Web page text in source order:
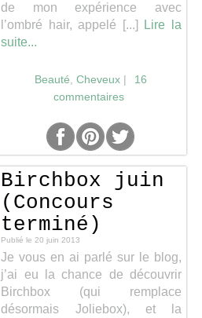
de mon expérience avec
l’ombré hair, appelé [...] Lire la
suite...
Beauté,Cheveux |
16
commentaires
Birchbox juin
(Concours
terminé)
Publié le 20 juin 2013
Je vous en ai parlé sur le blog,
j’ai eu la chance de découvrir
Birchbox (qui remplace
désormais Joliebox), et la